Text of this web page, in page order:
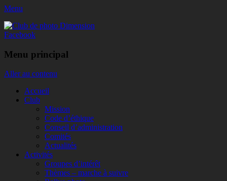
Menu
Club de photo Dimension
Facebook
Menu principal
Aller au contenu
Accueil
Club
Mission
Code d’éthique
Conseil d’administration
Comités
Actualités
Activités
Groupes d’intérêt
Thèmes – marche à suivre